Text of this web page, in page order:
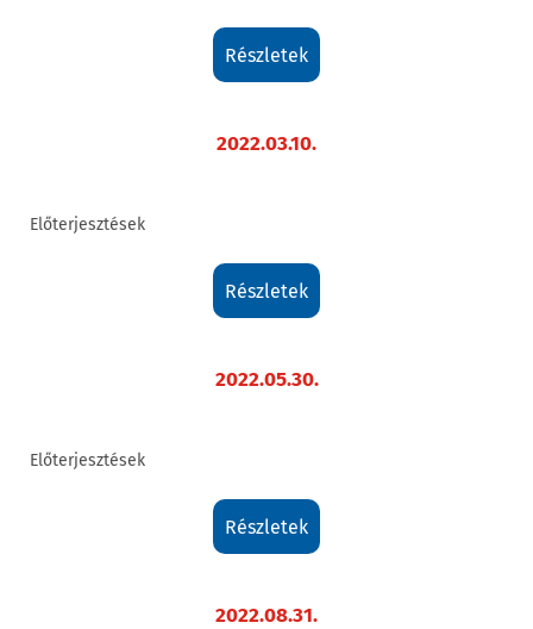
részletek
2022.03.10.
Előterjesztések
részletek
2022.05.30.
Előterjesztések
részletek
2022.08.31.